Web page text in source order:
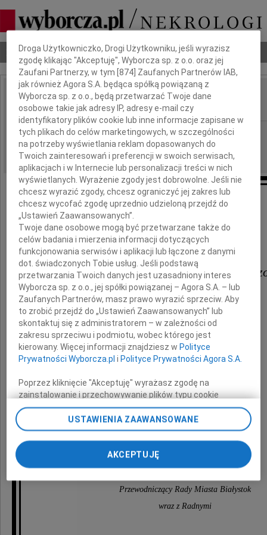
Nekrologi Odeszli Poradnik pogrzebowy
IMIĘ I NAZWISKO: Karol Masztalerz
REGION: Białystok
DATA EMISJI: 15.01.2021
Wyrazy głębokiego współczucia
Panu
Karolowi Konradowi
Radnemu Rady Miasta Białystok
z powodu śmierci Taty
Karola Masztalerza
Przewodniczący Rady Miasta Białystok
wraz z Radnymi
Dbamy o Twoją prywatność
Droga Użytkowniczko, Drogi Użytkowniku, jeśli wyrazisz
zgodę klikając "Akceptuję", Wyborcza sp. z o.o. oraz jej
Zaufani Partnerzy, w tym [874 ] Zaufanych Partnerów IAB,
jak również Agora S.A. będąca spółką powiązaną z
Wyborcza sp. z o.o., będą przetwarzać Twoje dane
osobowe takie jak adresy IP, adresy e-mail czy
identyfikatory plików cookie lub inne informacje zapisane w
tych plikach do celów marketingowych, w szczególności
na potrzeby wyświetlania reklam dopasowanych do
Twoich zainteresowań i preferencji w swoich serwisach,
aplikacjach i w Internecie lub personalizacji treści w nich
wyświetlanych. Wyrażenie zgody jest dobrowolne. Jeśli nie
chcesz wyrazić zgody, chcesz ograniczyć jej zakres lub
chcesz wycofać zgodę uprzednio udzieloną przejdź do
„Ustawień Zaawansowanych”.
Twoje dane osobowe mogą być przetwarzane także do
celów badania i mierzenia informacji dotyczących
funkcjonowania serwisów i aplikacji lub łączone z danymi
dot. świadczonych Tobie usług. Jeśli podstawą
przetwarzania Twoich danych jest uzasadniony interes
Wyborcza sp. z o.o., jej spółki powiązanej – Agora S.A. – lub
Zaufanych Partnerów, masz prawo wyrazić sprzeciw. Aby
to zrobić przejdź do „Ustawień Zaawansowanych” lub
skontaktuj się z administratorem – w zależności od
zakresu sprzeciwu i podmiotu, wobec którego jest
kierowany. Więcej informacji znajdziesz w Polityce
Prywatności Wyborcza.pl i Polityce Prywatności Agora S.A.
Poprzez kliknięcie "Akceptuję" wyrażasz zgodę na
zainstalowanie i przechowywanie plików typu cookie
Wyborczej sp. z o. o. jej Zaufanych Partnerów i Agora S.A.
na Twoim urządzeniu końcowym. Możesz też w każdej
chwili zmienić swoje preferencje dot. plików cookie,
ponownie wywołując narzędzie do zarządzania Twoimi
preferencjami dot. przetwarzania danych poprzez
odnośnik „Ustawienia prywatności” w stopce serwisu i
przechodząc do sekcji „Ustawienia zaawansowane”.
Zmiana ustawień plików cookie możliwa jest także za
USTAWIENIA ZAAWANSOWANE
AKCEPTUJĘ